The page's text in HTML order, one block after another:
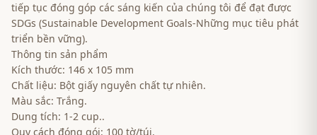
tiếp tục đóng góp các sáng kiến ​​của chúng tôi để đạt được
SDGs (Sustainable Development Goals-Những mục tiêu phát
triển bền vững).
Thông tin sản phẩm
Kích thước: 146 x 105 mm
Chất liệu: Bột giấy nguyên chất tự nhiên.
Màu sắc: Trắng.
Dung tích: 1-2 cup..
Quy cách đóng gói: 100 tờ/túi.